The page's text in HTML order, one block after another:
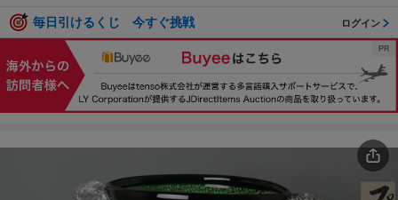
毎日引けるくじ 今すぐ挑戦 ログイン